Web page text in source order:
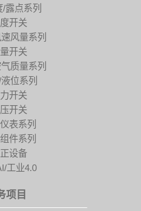
露点系列
开关
风量系列
开关
质量系列
位系列
开关
开关
表系列
件系列
设备
工业4.0
项目